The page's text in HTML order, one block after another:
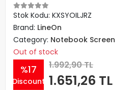
Stok Kodu: KXSYOILJRZ
Brand: LineOn
Category: Notebook Screen
Out of stock
%17
Discount
1.992,90 TL
1.651,26 TL